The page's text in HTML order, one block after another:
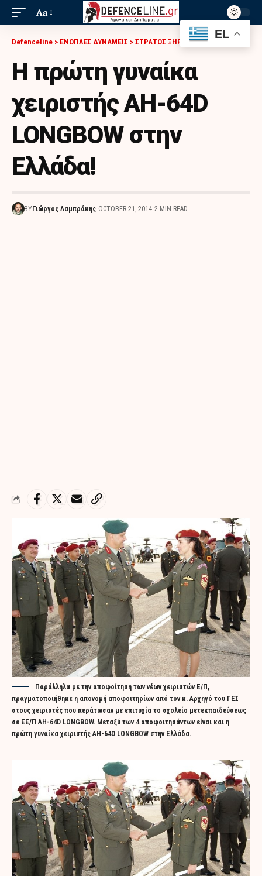
Aa
Defenceline > ΕΝΟΠΛΕΣ ΔΥΝΑΜΕΙΣ > ΣΤΡΑΤΟΣ ΞΗΡΑΣ>Η ΠΡΏΤΗ ΓΥΝΑΊΚΑ ΧΕΙΡΙΣΤΉΣ AH-64D LONGBOW ΣΤΗΝ ΕΛΛΆΔΑ!
Η πρώτη γυναίκα
χειριστής AH-64D
LONGBOW στην
Ελλάδα!
BY Γιώργος Λαμπράκης OCTOBER 21, 2014 2 MIN READ
Παράλληλα με την αποφοίτηση των νέων χειριστών Ε/Π,
πραγματοποιήθηκε η απονομή αποφοιτηρίων από τον κ. Αρχηγό του ΓΕΣ
στους χειριστές που περάτωσαν με επιτυχία το σχολείο μετεκπαιδεύσεως
σε ΕΕ/Π AH-64D LONGBOW. Μεταξύ των 4 αποφοιτησάντων είναι και η
πρώτη γυναίκα χειριστής AH-64D LONGBOW στην Ελλάδα.
EL